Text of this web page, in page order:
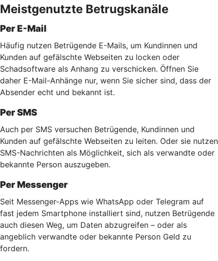
Meistgenutzte Betrugskanäle
Per E-Mail
Häufig nutzen Betrügende E-Mails, um Kundinnen und
Kunden auf gefälschte Webseiten zu locken oder
Schadsoftware als Anhang zu verschicken. Öffnen Sie
daher E-Mail-Anhänge nur, wenn Sie sicher sind, dass der
Absender echt und bekannt ist.
Per SMS
Auch per SMS versuchen Betrügende, Kundinnen und
Kunden auf gefälschte Webseiten zu leiten. Oder sie nutzen
SMS-Nachrichten als Möglichkeit, sich als verwandte oder
bekannte Person auszugeben.
Per Messenger
Seit Messenger-Apps wie WhatsApp oder Telegram auf
fast jedem Smartphone installiert sind, nutzen Betrügende
auch diesen Weg, um Daten abzugreifen – oder als
angeblich verwandte oder bekannte Person Geld zu
fordern.